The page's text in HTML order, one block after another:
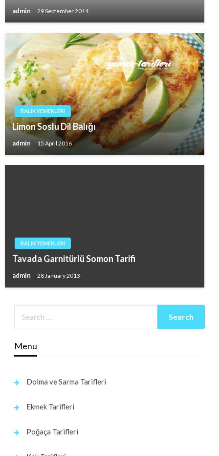
admin 29 September 2014
BALIK YEMEKLERI
Limon Soslu Dil Balığı
admin 15 April 2016
BALIK YEMEKLERI
Tavada Garnitürlü Somon Tarifi
admin 28 January 2013
Menu
Dolma ve Sarma Tarifleri
Ekmek Tarifleri
Poğaça Tarifleri